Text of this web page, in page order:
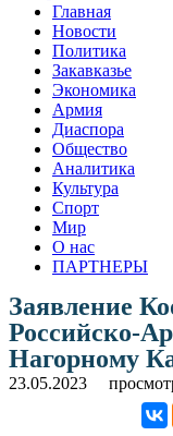
Главная
Новости
Политика
Закавказье
Экономика
Армия
Диаспора
Общество
Аналитика
Культура
Спорт
Мир
О нас
ПАРТНЕРЫ
Заявление
Российско-
Нагорному
23.05.2023